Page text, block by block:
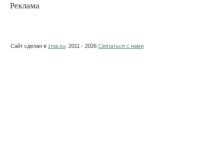
Реклама
Сайт сделан в znai.su . 2011 - 2026 Связаться с нами